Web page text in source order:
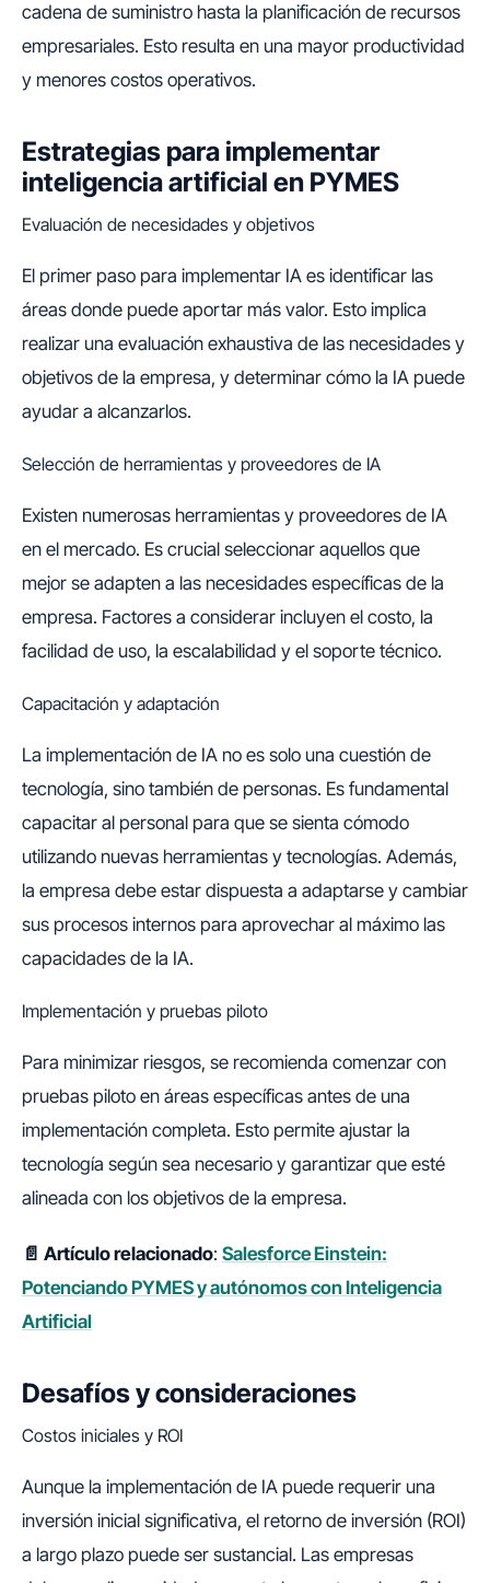
cadena de suministro hasta la planificación de recursos
empresariales. Esto resulta en una mayor productividad
y menores costos operativos.
Estrategias para implementar
inteligencia artificial en PYMES
Evaluación de necesidades y objetivos
El primer paso para implementar IA es identificar las
áreas donde puede aportar más valor. Esto implica
realizar una evaluación exhaustiva de las necesidades y
objetivos de la empresa, y determinar cómo la IA puede
ayudar a alcanzarlos.
Selección de herramientas y proveedores de IA
Existen numerosas herramientas y proveedores de IA
en el mercado. Es crucial seleccionar aquellos que
mejor se adapten a las necesidades específicas de la
empresa. Factores a considerar incluyen el costo, la
facilidad de uso, la escalabilidad y el soporte técnico.
Capacitación y adaptación
La implementación de IA no es solo una cuestión de
tecnología, sino también de personas. Es fundamental
capacitar al personal para que se sienta cómodo
utilizando nuevas herramientas y tecnologías. Además,
la empresa debe estar dispuesta a adaptarse y cambiar
sus procesos internos para aprovechar al máximo las
capacidades de la IA.
Implementación y pruebas piloto
Para minimizar riesgos, se recomienda comenzar con
pruebas piloto en áreas específicas antes de una
implementación completa. Esto permite ajustar la
tecnología según sea necesario y garantizar que esté
alineada con los objetivos de la empresa.
📄 Artículo relacionado: Salesforce Einstein:
Potenciando PYMES y autónomos con Inteligencia
Artificial
Desafíos y consideraciones
Costos iniciales y ROI
Aunque la implementación de IA puede requerir una
inversión inicial significativa, el retorno de inversión (ROI)
a largo plazo puede ser sustancial. Las empresas